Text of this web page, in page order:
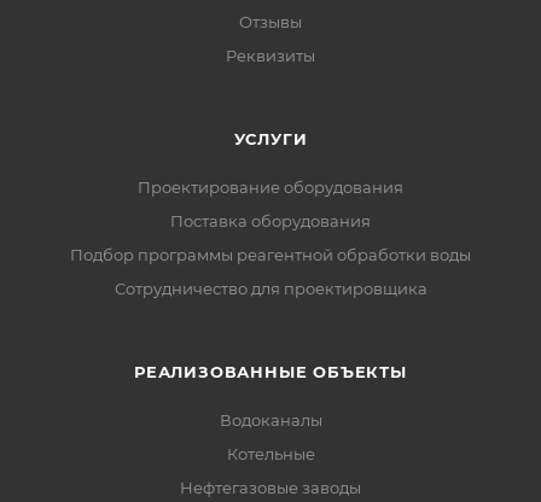
Отзывы
Реквизиты
УСЛУГИ
Проектирование оборудования
Поставка оборудования
Подбор программы реагентной обработки воды
Сотрудничество для проектировщика
РЕАЛИЗОВАННЫЕ ОБЪЕКТЫ
Водоканалы
Котельные
Нефтегазовые заводы